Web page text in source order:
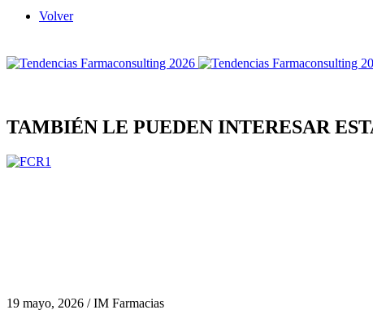
Volver
TAMBIÉN LE PUEDEN INTERESAR
19 mayo, 2026 / IM Farmacias